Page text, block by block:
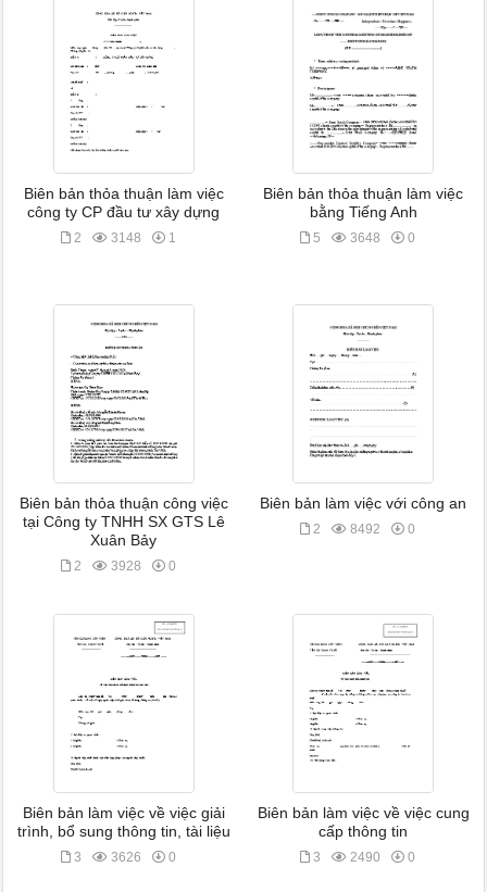
Biên bản thỏa thuận làm việc
công ty CP đầu tư xây dựng
2 3148 1
Biên bản thỏa thuận làm việc
bằng Tiếng Anh
5 3648 0
Biên bản thỏa thuận công việc
tại Công ty TNHH SX GTS Lê
Xuân Bảy
2 3928 0
Biên bản làm việc với công an
2 8492 0
Biên bản làm việc về việc giải
trình, bổ sung thông tin, tài liệu
3 3626 0
Biên bản làm việc về việc cung
cấp thông tin
3 2490 0